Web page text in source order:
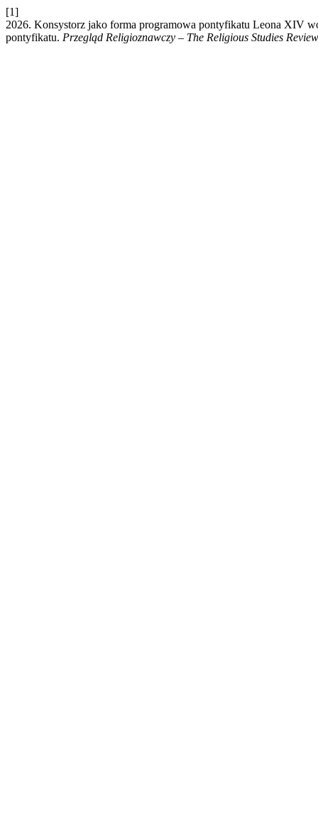
[1]
2026. Konsystorz jako forma programowa pontyfikatu Leona XIV
pontyfikatu. Przegląd Religioznawczy – The Religious Studies Review